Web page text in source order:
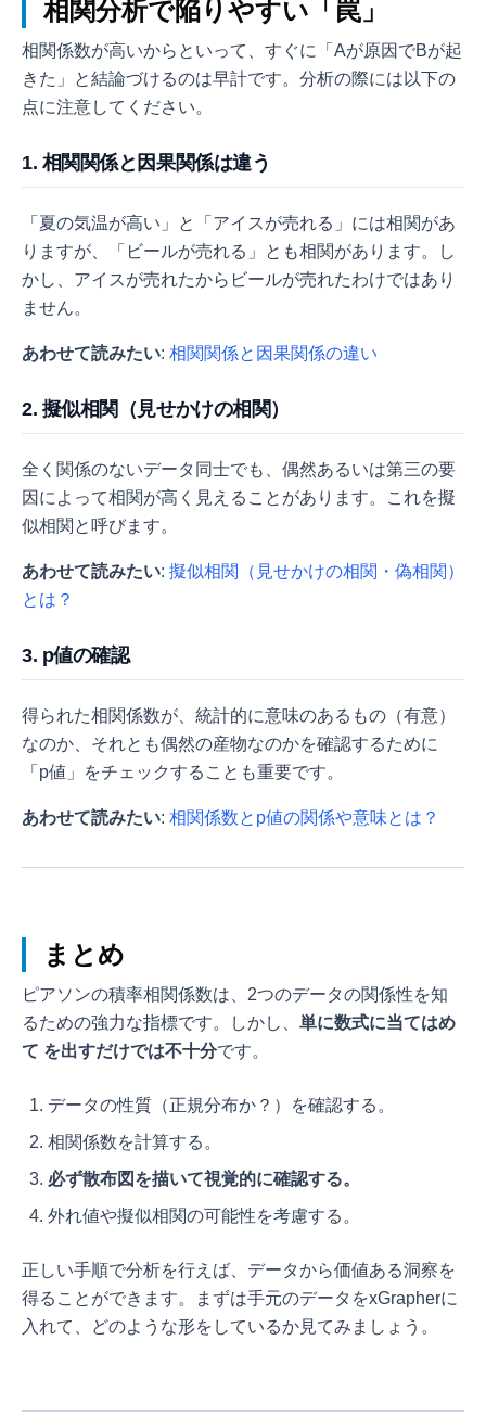
相関分析で陥りやすい「罠」
相関係数が高いからといって、すぐに「Aが原因でBが起
きた」と結論づけるのは早計です。分析の際には以下の
点に注意してください。
1. 相関関係と因果関係は違う
「夏の気温が高い」と「アイスが売れる」には相関があ
りますが、「ビールが売れる」とも相関があります。し
かし、アイスが売れたからビールが売れたわけではあり
ません。
あわせて読みたい: 相関関係と因果関係の違い
2. 擬似相関（見せかけの相関）
全く関係のないデータ同士でも、偶然あるいは第三の要
因によって相関が高く見えることがあります。これを擬
似相関と呼びます。
あわせて読みたい: 擬似相関（見せかけの相関・偽相関）
とは？
3. p値の確認
得られた相関係数が、統計的に意味のあるもの（有意）
なのか、それとも偶然の産物なのかを確認するために
「p値」をチェックすることも重要です。
あわせて読みたい: 相関係数とp値の関係や意味とは？
まとめ
ピアソンの積率相関係数は、2つのデータの関係性を知
るための強力な指標です。しかし、 単に数式に当てはめ
て を出すだけでは不十分です。
データの性質（正規分布か？）を確認する。
相関係数を計算する。
必ず散布図を描いて視覚的に確認する。
外れ値や擬似相関の可能性を考慮する。
正しい手順で分析を行えば、データから価値ある洞察を
得ることができます。まずは手元のデータをxGrapherに
入れて、どのような形をしているか見てみましょう。